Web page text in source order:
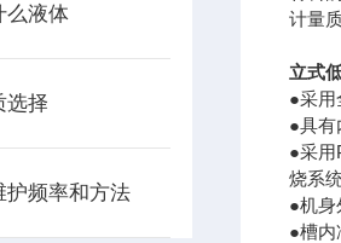
么液体
选择
护频率和方法
计量
立式
●采用
●具有
●采
烧系
●机身
●槽内